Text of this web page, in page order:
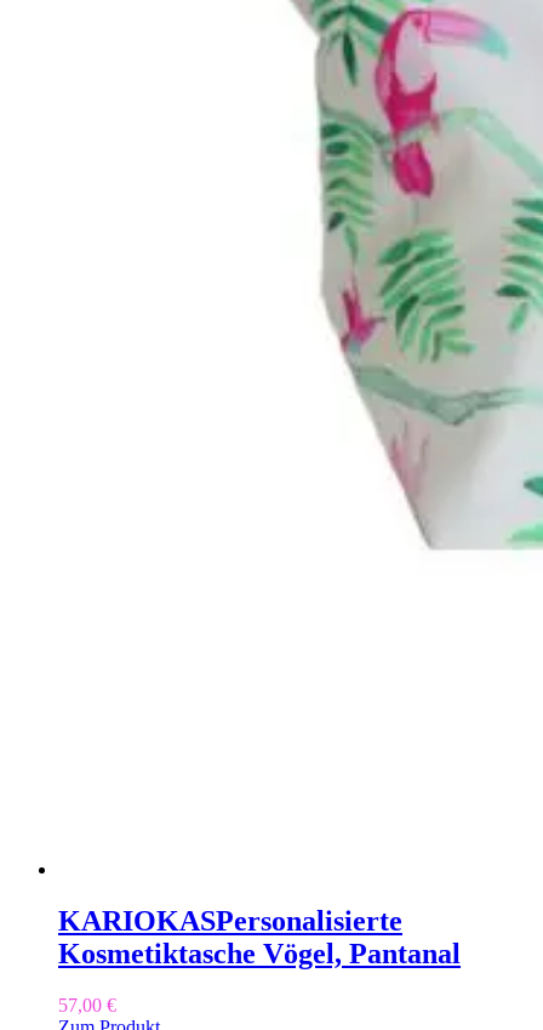
KARIOKASPersonalisierte
Kosmetiktasche Vögel, Pantanal
57,00 €